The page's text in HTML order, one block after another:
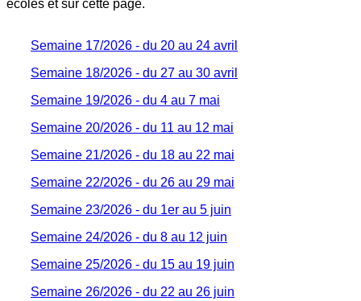
écoles et sur cette page.
Semaine 17/2026 - du 20 au 24 avril
Semaine 18/2026 - du 27 au 30 avril
Semaine 19/2026 - du 4 au 7 mai
Semaine 20/2026 - du 11 au 12 mai
Semaine 21/2026 - du 18 au 22 mai
Semaine 22/2026 - du 26 au 29 mai
Semaine 23/2026 - du 1er au 5 juin
Semaine 24/2026 - du 8 au 12 juin
Semaine 25/2026 - du 15 au 19 juin
Semaine 26/2026 - du 22 au 26 juin